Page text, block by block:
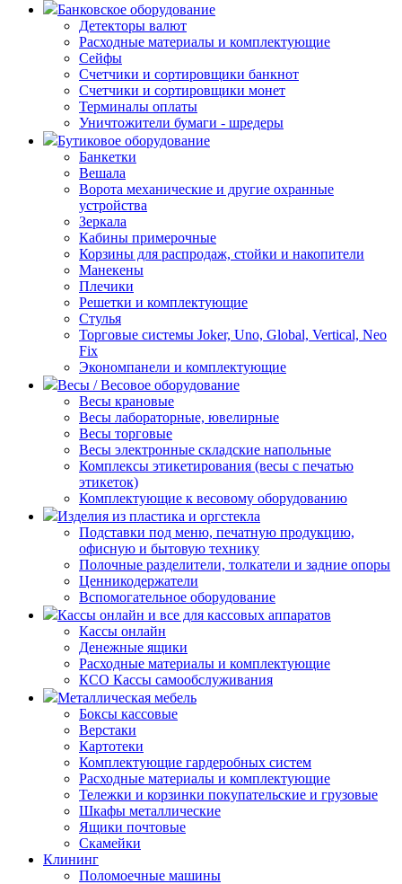
Банковское оборудование
Детекторы валют
Расходные материалы и комплектующие
Сейфы
Счетчики и сортировщики банкнот
Счетчики и сортировщики монет
Терминалы оплаты
Уничтожители бумаги - шредеры
Бутиковое оборудование
Банкетки
Вешала
Ворота механические и другие охранные
устройства
Зеркала
Кабины примерочные
Корзины для распродаж, стойки и накопители
Манекены
Плечики
Решетки и комплектующие
Стулья
Торговые системы Joker, Uno, Global, Vertical, Neo
Fix
Экономпанели и комплектующие
Весы / Весовое оборудование
Весы крановые
Весы лабораторные, ювелирные
Весы торговые
Весы электронные складские напольные
Комплексы этикетирования (весы с печатью
этикеток)
Комплектующие к весовому оборудованию
Изделия из пластика и оргстекла
Подставки под меню, печатную продукцию,
офисную и бытовую технику
Полочные разделители, толкатели и задние опоры
Ценникодержатели
Вспомогательное оборудование
Кассы онлайн и все для кассовых аппаратов
Кассы онлайн
Денежные ящики
Расходные материалы и комплектующие
КСО Кассы самообслуживания
Металлическая мебель
Боксы кассовые
Верстаки
Картотеки
Комплектующие гардеробных систем
Расходные материалы и комплектующие
Тележки и корзинки покупательские и грузовые
Шкафы металлические
Ящики почтовые
Скамейки
Клининг
Поломоечные машины